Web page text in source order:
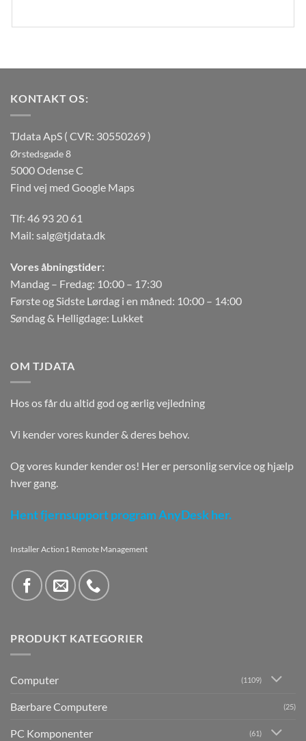
KONTAKT OS:
TJdata ApS ( CVR: 30550269 )
Ørstedsgade 8
5000 Odense C
Find vej med Google Maps
Tlf: 46 93 20 61
Mail: salg@tjdata.dk
Vores åbningstider:
Mandag – Fredag: 10:00 – 17:30
Første og Sidste Lørdag i en måned: 10:00 – 14:00
Søndag & Helligdage: Lukket
OM TJDATA
Hos os får du altid god og ærlig vejledning
Vi kender vores kunder & deres behov.
Og vores kunder kender os! Her er personlig service og hjælp
hver gang.
Hent fjernsupport program AnyDesk her.
Installer Action1 Remote Management
PRODUKT KATEGORIER
Computer (1109)
Bærbare Computere (25)
PC Komponenter (61)